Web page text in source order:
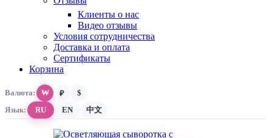
Клиенты о нас
Видео отзывы
Условия сотрудничества
Доставка и оплата
Сертификаты
Корзина
Валюта: ₩ ₽
$
Язык:
RU EN 中文